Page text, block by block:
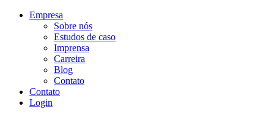
Empresa
Sobre nós
Estudos de caso
Imprensa
Carreira
Blog
Contato
Contato
Login